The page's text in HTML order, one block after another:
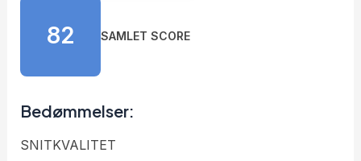
82 SAMLET SCORE
Bedømmelser:
SNITKVALITET